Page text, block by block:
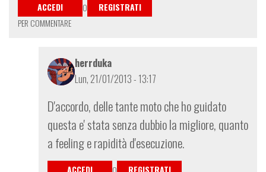
ACCEDI O
REGISTRATI
PER COMMENTARE
herrduka
Lun, 21/01/2013 - 13:17
In
risposta
a
Moto
eccezionale
D'accordo, delle tante moto che ho guidato
questa e' stata senza dubbio la migliore, quanto
a feeling e rapidità d'esecuzione.
ACCEDI
REGISTRATI